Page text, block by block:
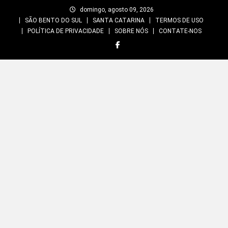
domingo, agosto 09, 2026
SÃO BENTO DO SUL
SANTA CATARINA
TERMOS DE USO
POLÍTICA DE PRIVACIDADE
SOBRE NÓS CONTATE-NOS